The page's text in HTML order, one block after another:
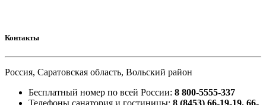
Контакты
Россия, Саратовская область, Вольский район
Бесплатный номер по всей России: 8 800-5555-337
Телефоны санатория и гостиницы: 8 (8453) 66-19-19, 66-